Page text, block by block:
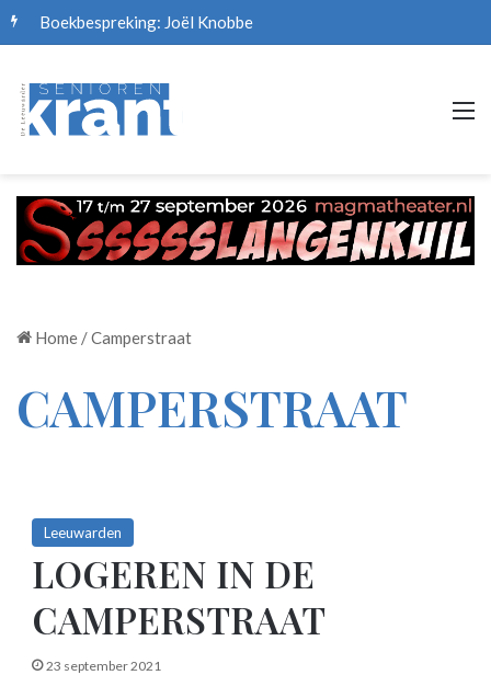
Boekbespreking: Joël Knobbe
Home /Camperstraat
CAMPERSTRAAT
Leeuwarden
LOGEREN IN DE
CAMPERSTRAAT
23 september 2021